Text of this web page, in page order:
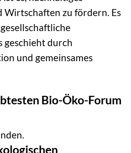
Wirtschaften zu fördern. Es
geschieht durch
und gemeinsames
Bio-Öko-Forum